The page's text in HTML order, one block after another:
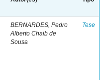
BERNARDES, Pedro
Alberto Chaib de
Sousa
Tese